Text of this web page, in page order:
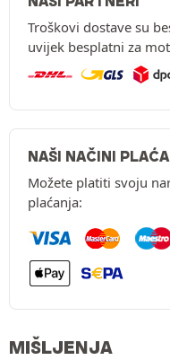
Troškovi dostave su
uvijek besplatni za
NAŠI NAČINI
Možete platiti svoju
plaćanja:
MIŠLJENJA